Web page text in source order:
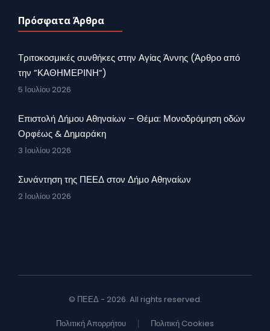
Πρόσφατα Άρθρα
Τριτοκοσμικές συνθήκες στην Αγίας Άννης (Άρθρο από
την ”ΚΑΘΗΜΕΡΙΝΗ”)
5 Ιουλίου 2026
Επιστολή Δήμου Αθηναίων – Θέμα: Μονοδρόμηση οδών
Ορφέως & Δημαράκη
3 Ιουλίου 2026
Συνάντηση της ΠΕΕΔ στον Δήμο Αθηναίων
2 Ιουλίου 2026
© ΠΕΕΔ - 2026. All rights reserved.
Πολιτική Απορρήτου Πολιτική Cookies